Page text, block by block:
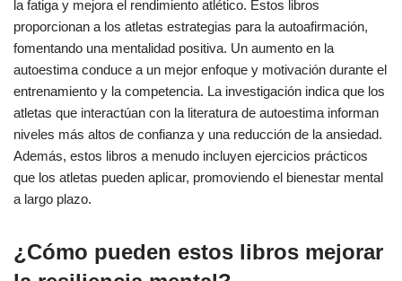
la fatiga y mejora el rendimiento atlético. Estos libros
proporcionan a los atletas estrategias para la autoafirmación,
fomentando una mentalidad positiva. Un aumento en la
autoestima conduce a un mejor enfoque y motivación durante el
entrenamiento y la competencia. La investigación indica que los
atletas que interactúan con la literatura de autoestima informan
niveles más altos de confianza y una reducción de la ansiedad.
Además, estos libros a menudo incluyen ejercicios prácticos
que los atletas pueden aplicar, promoviendo el bienestar mental
a largo plazo.
¿Cómo pueden estos libros mejorar